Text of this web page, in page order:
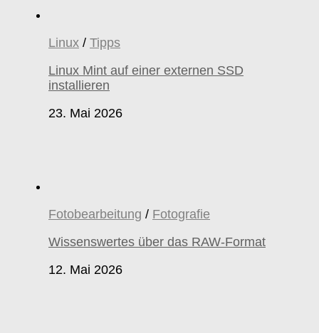
Linux / Tipps
Linux Mint auf einer externen SSD
installieren
23. Mai 2026
Fotobearbeitung / Fotografie
Wissenswertes über das RAW-Format
12. Mai 2026